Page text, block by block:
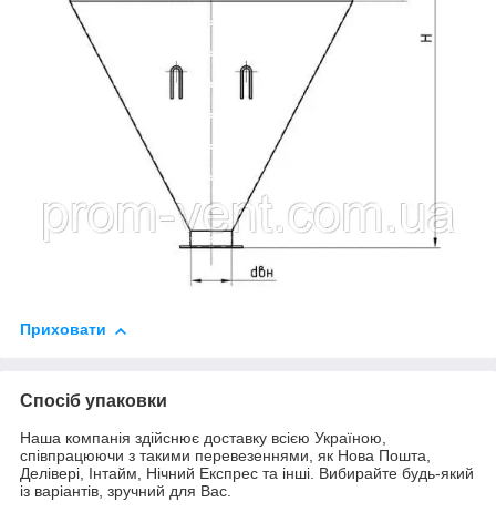
Приховати
Спосіб упаковки
Наша компанія здійснює доставку всією Україною,
співпрацюючи з такими перевезеннями, як Нова Пошта,
Делівері, Інтайм, Нічний Експрес та інші. Вибирайте будь-який
із варіантів, зручний для Вас.